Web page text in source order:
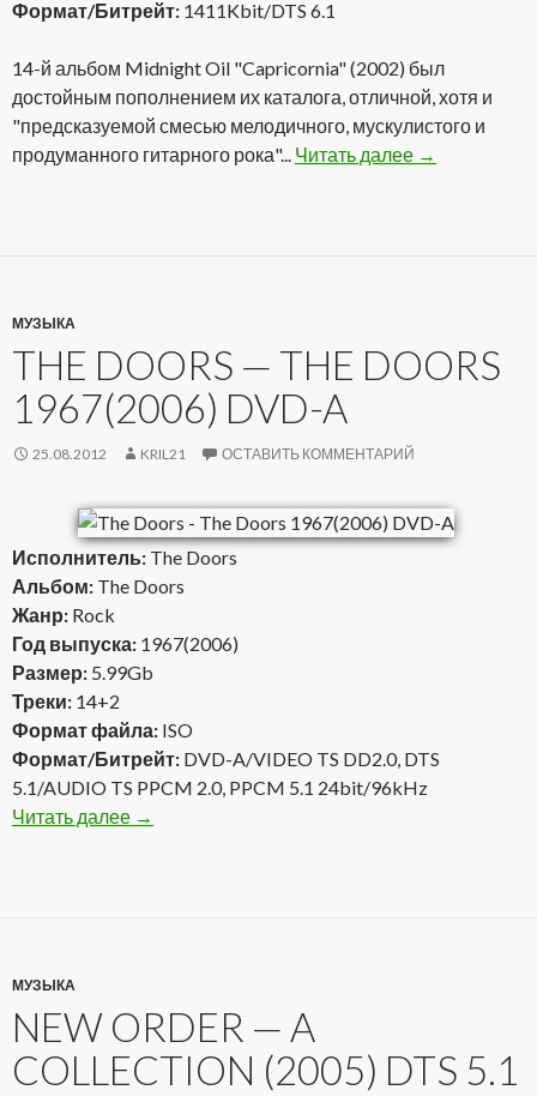
Формат/Битрейт: 1411Kbit/DTS 6.1
14-й альбом Midnight Oil "Capricornia" (2002) был
достойным пополнением их каталога, отличной, хотя и
"предсказуемой смесью мелодичного, мускулистого и
продуманного гитарного рока"... Читать далее Midnight Oil
→
МУЗЫКА
THE DOORS — THE DOORS
1967(2006) DVD-A
25.08.2012 KRIL21 ОСТАВИТЬ КОММЕНТАРИЙ
Исполнитель: The Doors
Альбом: The Doors
Жанр: Rock
Год выпуска: 1967(2006)
Размер: 5.99Gb
Треки: 14+2
Формат файла: ISO
Формат/Битрейт: DVD-A/VIDEO TS DD2.0, DTS
5.1/AUDIO TS PPCM 2.0, PPCM 5.1 24bit/96kHz
Читать далее The Doors — The Doors 1967(2006) DVD-A
→
МУЗЫКА
NEW ORDER — A
COLLECTION (2005) DTS 5.1